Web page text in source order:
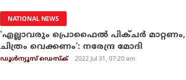
NATIONAL NEWS
'എല്ലാവരും പ്രൊഫൈല്‍ പിക്ചര്‍
ചിത്രം വെക്കണം': നരേന്ദ്ര മോദി
ഡൂള്‍ന്യൂസ് ഡെസ്‌ക് 2022 Jul 31, 07:20 am